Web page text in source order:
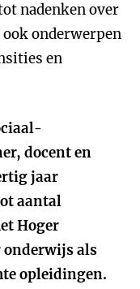
nadenken over
onderwerpen
en
docent en
jaar
aantal
Hoger
als
opleidingen.